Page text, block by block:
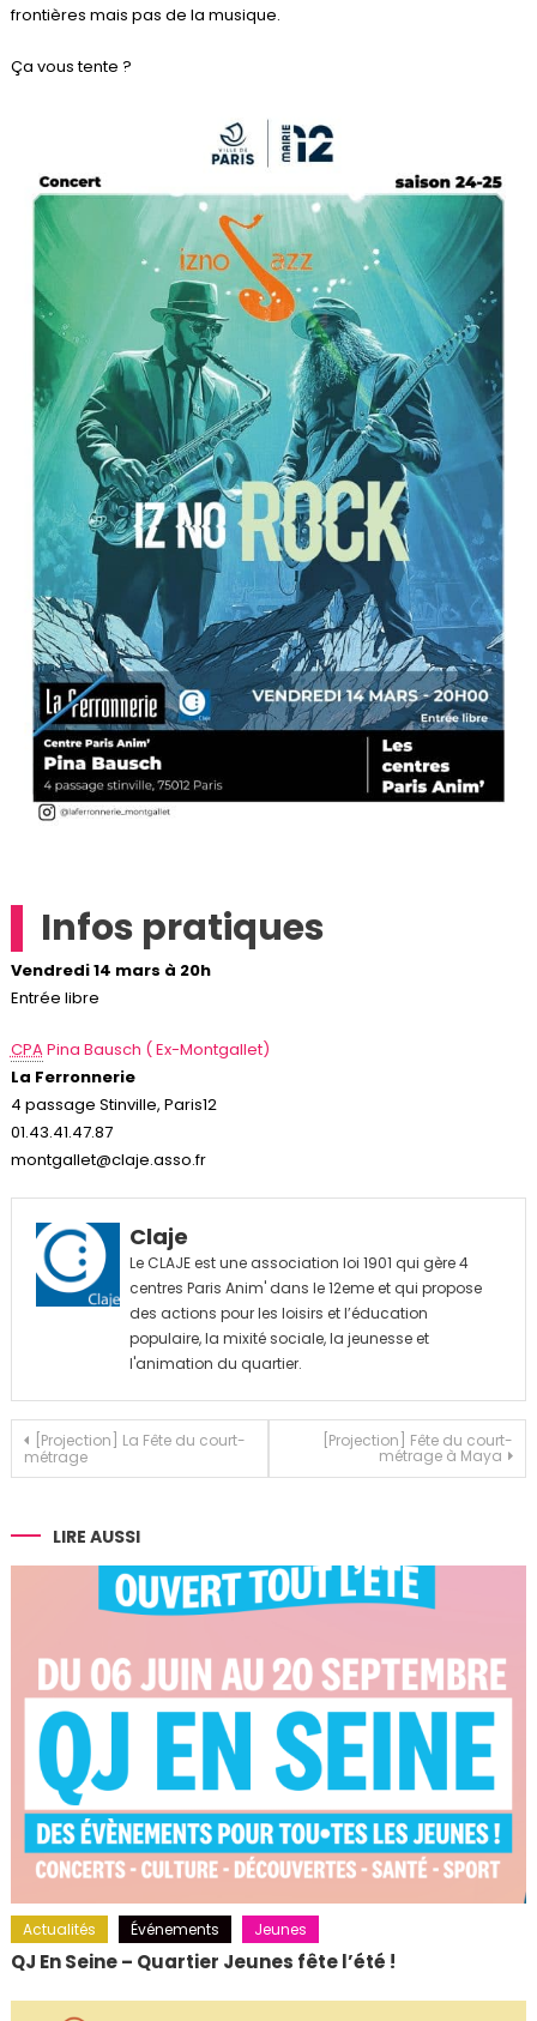
frontières mais pas de la musique.
Ça vous tente ?
Infos pratiques
Vendredi 14 mars à 20h
Entrée libre
CPAPina Bausch ( Ex-Montgallet)
La Ferronnerie
4 passage Stinville, Paris12
01.43.41.47.87
montgallet@claje.asso.fr
Claje
Le CLAJE est une association loi 1901 qui gère 4
centres Paris Anim' dans le 12eme et qui propose
des actions pour les loisirs et l’éducation
populaire, la mixité sociale, la jeunesse et
l'animation du quartier.
Navigation
de
l’article
[Projection] La Fête du court-
métrage
[Projection] Fête du court-
métrage à Maya
LIRE AUSSI
Actualités Événements Jeunes
QJ En Seine – Quartier Jeunes fête l’été !